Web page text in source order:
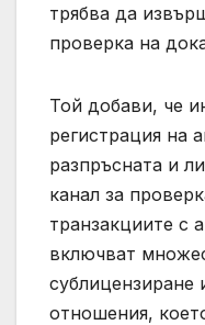
трябва да
проверка на
Той добави, че
регистрация на
разпръсната и
канал за
транзакциите с
включват
отношения,